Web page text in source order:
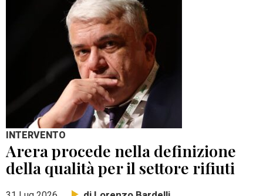
INTERVENTO
Arera procede nella definizione
della qualità per il settore rifiuti